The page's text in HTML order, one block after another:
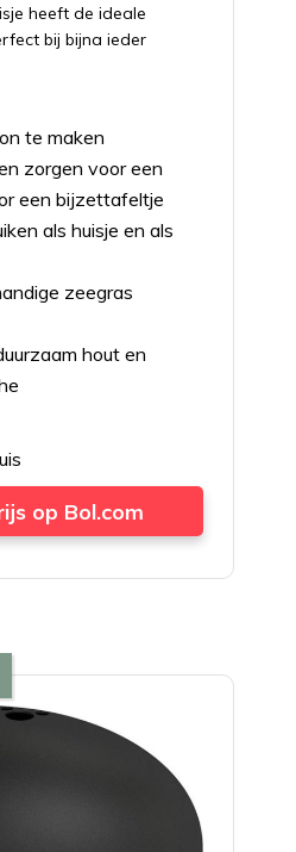
heeft de ideale
bij bijna ieder
te maken
zorgen voor een
een bijzettafeltje
als huisje en als
zeegras
hout en
op Bol.com